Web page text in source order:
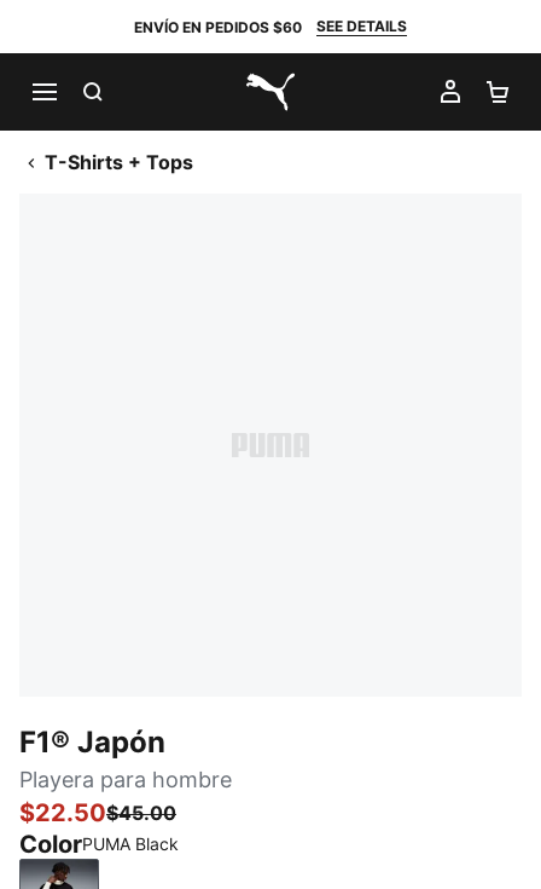
ENVÍO EN PEDIDOS $60 SEE DETAILS
PUMA.com
MI
T-Shirts + Tops
F1® Japón
Playera para hombre
$22.50$45.00
ColorPUMA Black